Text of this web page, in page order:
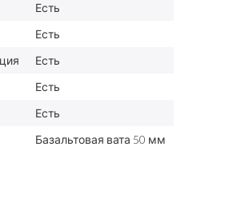
Есть
Есть
Есть
Есть
Есть
Базальтовая вата 50 мм